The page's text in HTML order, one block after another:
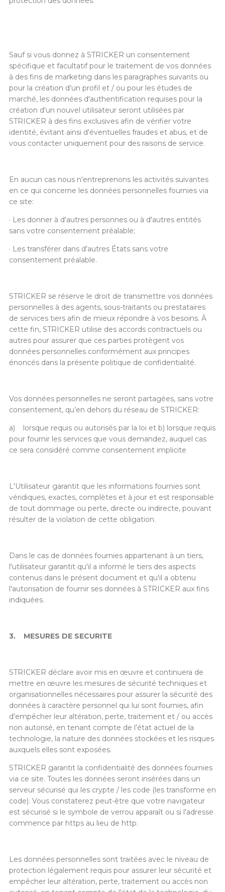
Sauf si vous donnez à STRICKER un consentement
spécifique et facultatif pour le traitement de vos données
à des fins de marketing dans les paragraphes suivants ou
pour la création d’un profil et / ou pour les études de
marché, les données d'authentification requises pour la
création d'un nouvel utilisateur seront utilisées par
STRICKER à des fins exclusives afin de vérifier votre
identité, évitant ainsi d'éventuelles fraudes et abus, et de
vous contacter uniquement pour des raisons de service.
En aucun cas nous n'entreprenons les activités suivantes
en ce qui concerne les données personnelles fournies via
ce site:
· Les donner à d'autres personnes ou à d'autres entités
sans votre consentement préalable;
· Les transférer dans d'autres États sans votre
consentement préalable.
STRICKER se réserve le droit de transmettre vos données
personnelles à des agents, sous-traitants ou prestataires
de services tiers afin de mieux répondre à vos besoins. À
cette fin, STRICKER utilise des accords contractuels ou
autres pour assurer que ces parties protègent vos
données personnelles conformément aux principes
énoncés dans la présente politique de confidentialité.
Vos données personnelles ne seront partagées, sans votre
consentement, qu’en dehors du réseau de STRICKER:
a) lorsque requis ou autorisés par la loi et b) lorsque requis
pour fournir les services que vous demandez, auquel cas
ce sera considéré comme consentement implicite
L'Utilisateur garantit que les informations fournies sont
véridiques, exactes, complètes et à jour et est responsable
de tout dommage ou perte, directe ou indirecte, pouvant
résulter de la violation de cette obligation.
Dans le cas de données fournies appartenant à un tiers,
l'utilisateur garantit qu'il a informé le tiers des aspects
contenus dans le présent document et qu'il a obtenu
l'autorisation de fournir ses données à STRICKER aux fins
indiquées.
3. MESURES DE SECURITE
STRICKER déclare avoir mis en œuvre et continuera de
mettre en œuvre les mesures de sécurité techniques et
organisationnelles nécessaires pour assurer la sécurité des
données à caractère personnel qui lui sont fournies, afin
d'empêcher leur altération, perte, traitement et / ou accès
non autorisé, en tenant compte de l’état actuel de la
technologie, la nature des données stockées et les risques
auxquels elles sont exposées.
STRICKER garantit la confidentialité des données fournies
via ce site. Toutes les données seront insérées dans un
serveur sécurisé qui les crypte / les code (les transforme en
code). Vous constaterez peut-être que votre navigateur
est sécurisé si le symbole de verrou apparaît ou si l'adresse
commence par https au lieu de http.
Les données personnelles sont traitées avec le niveau de
protection légalement requis pour assurer leur sécurité et
empêcher leur altération, perte, traitement ou accès non